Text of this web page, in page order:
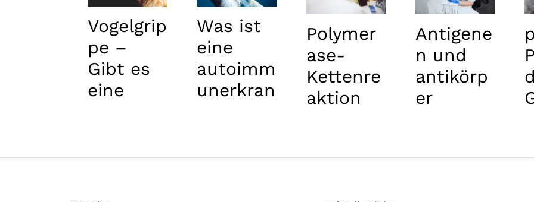
Vogelgrip
pe –
Gibt es
eine
den
n?
Was ist
eine
autoimm
unerkran
Polymer
ase-
Kettenre
aktion
Antigene
n und
antikörp
er